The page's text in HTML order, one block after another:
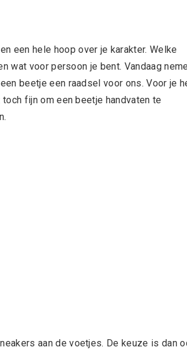
een hele hoop over je karakter. Welke
wat voor persoon je bent. Vandaag
beetje een raadsel voor ons. Voor je
fijn om een beetje handvaten te
aan de voetjes. De keuze is dan